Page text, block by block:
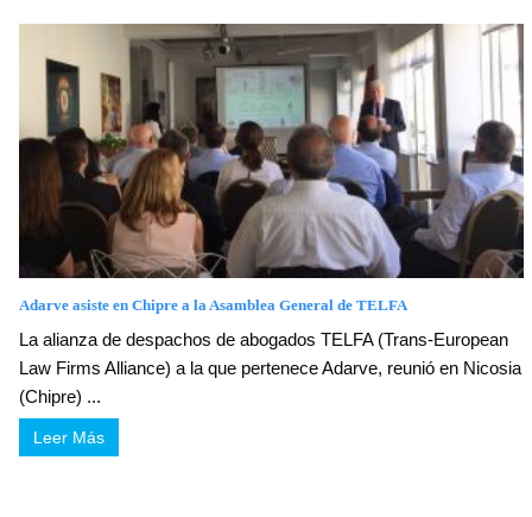
Adarve asiste en Chipre a la Asamblea General de TELFA
La alianza de despachos de abogados TELFA (Trans-European
Law Firms Alliance) a la que pertenece Adarve, reunió en Nicosia
(Chipre) ...
Leer Más